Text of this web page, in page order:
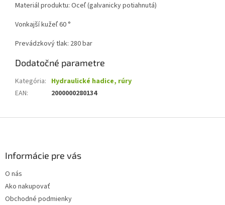
Materiál produktu: Oceľ (galvanicky potiahnutá)
Vonkajší kužeľ 60 °
Prevádzkový tlak: 280 bar
Dodatočné parametre
Kategória: Hydraulické hadice, rúry
EAN: 2000000280134
Informácie pre vás
O nás
Ako nakupovať
Obchodné podmienky